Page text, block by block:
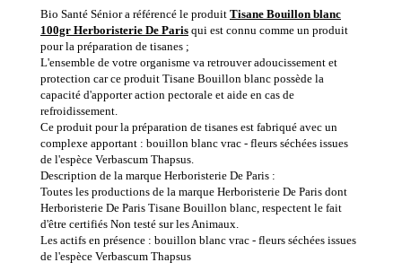
Bio Santé Sénior a référencé le produit Tisane Bouillon blanc
100gr Herboristerie De Paris qui est connu comme un produit
pour la préparation de tisanes ;
L'ensemble de votre organisme va retrouver adoucissement et
protection car ce produit Tisane Bouillon blanc possède la
capacité d'apporter action pectorale et aide en cas de
refroidissement.
Ce produit pour la préparation de tisanes est fabriqué avec un
complexe apportant : bouillon blanc vrac - fleurs séchées issues
de l'espèce Verbascum Thapsus.
Description de la marque Herboristerie De Paris :
Toutes les productions de la marque Herboristerie De Paris dont
Herboristerie De Paris Tisane Bouillon blanc, respectent le fait
d'être certifiés Non testé sur les Animaux.
Les actifs en présence : bouillon blanc vrac - fleurs séchées issues
de l'espèce Verbascum Thapsus